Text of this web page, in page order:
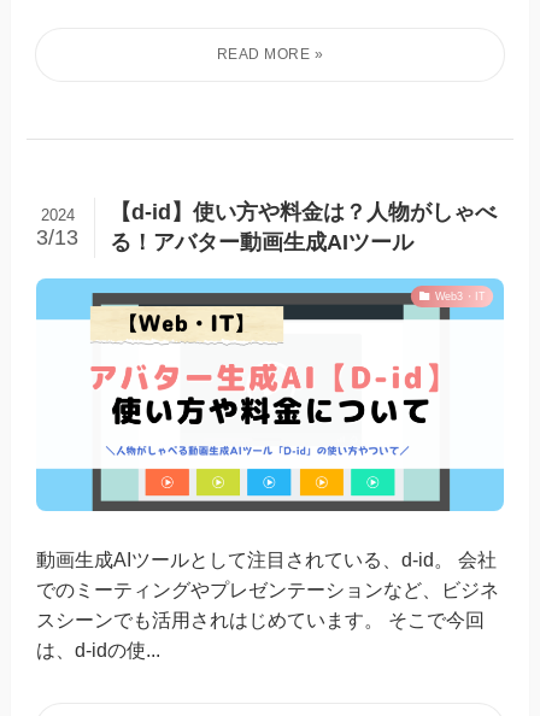
【d-id】使い方や料金は？人物がしゃべ
る！アバター動画生成AIツール
2024
3/13
Web3・IT
動画生成AIツールとして注目されている、d-id。 会社
でのミーティングやプレゼンテーションなど、ビジネ
スシーンでも活用されはじめています。 そこで今回
は、d-idの使...